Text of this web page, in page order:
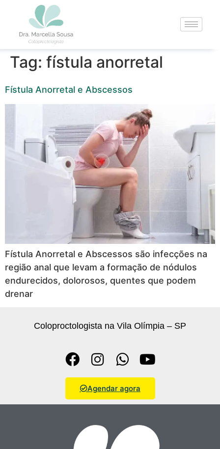
Tag: fístula anorretal
Fístula Anorretal e Abscessos
Fístula Anorretal e Abscessos são infecções na
região anal que levam a formação de nódulos
endurecidos, dolorosos, quentes que podem
drenar
Coloproctologista na Vila Olímpia – SP
Agendar agora